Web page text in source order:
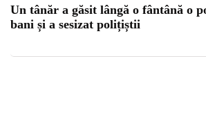
Un tânăr a găsit lângă o fântână o
bani și a sesizat polițiștii